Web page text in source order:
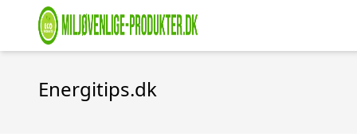
Energitips.dk